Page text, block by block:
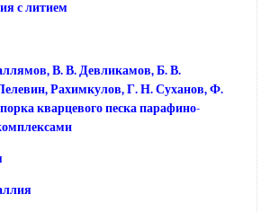
с литием
В. В. Девликамов, Б. В.
Рахимкулов, Г. Н. Суханов, Ф.
кварцевого песка парафино-